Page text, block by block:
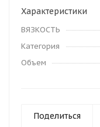
Характеристики
ВЯЗКОСТЬ
Категория
Объем
Поделиться